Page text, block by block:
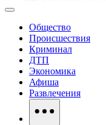
Общество
Происшествия
Криминал
ДТП
Экономика
Афиша
Развлечения